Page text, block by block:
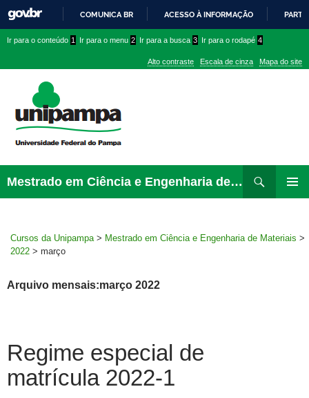
PARA
CONTEÚDO
COMUNICA BR ACESSO À INFORMAÇÃO
conteúdo
menu
superior
menu
Ir para o conteúdo 1 Ir para o menu 2 Ir para a busca 3 Ir para o rodapé 4
Alto contraste Escala de cinza Mapa do site
Mestrado em Ciência e Engenharia de Materiais
para
Cursos da Unipampa > Mestrado em Ciência e Engenharia de Materiais >
2022 > março
Arquivo mensais:março 2022
Regime especial de
matrícula 2022-1